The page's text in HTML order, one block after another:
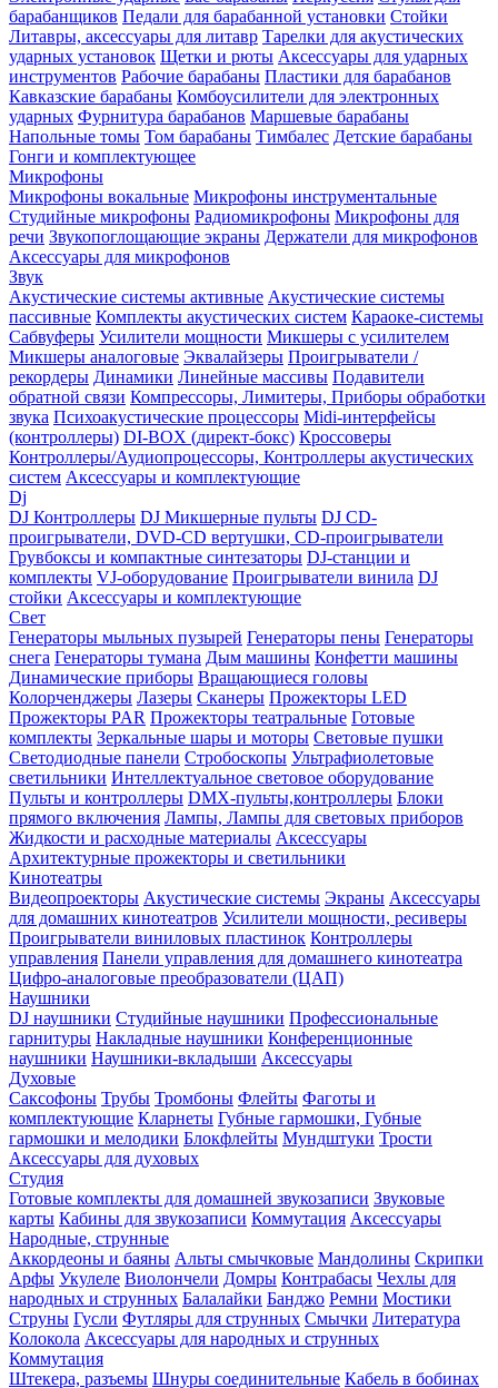
барабанщиков Педали для барабанной установки Стойки
Литавры, аксессуары для литавр Тарелки для акустических
ударных установок Щетки и рюты Аксессуары для ударных
инструментов Рабочие барабаны Пластики для барабанов
Кавказские барабаны Комбоусилители для электронных
ударных Фурнитура барабанов Маршевые барабаны
Напольные томы Том барабаны Тимбалес Детские барабаны
Гонги и комплектующее
Микрофоны
Микрофоны вокальные Микрофоны инструментальные
Студийные микрофоны Радиомикрофоны Микрофоны для
речи Звукопоглощающие экраны Держатели для микрофонов
Аксессуары для микрофонов
Звук
Акустические системы активные Акустические системы
пассивные Комплекты акустических систем Караоке-системы
Сабвуферы Усилители мощности Микшеры с усилителем
Микшеры аналоговые Эквалайзеры Проигрыватели /
рекордеры Динамики Линейные массивы Подавители
обратной связи Компрессоры, Лимитеры, Приборы обработки
звука Психоакустические процессоры Midi-интерфейсы
(контроллеры) DI-BOX (директ-бокс) Кроссоверы
Контроллеры/Аудиопроцессоры, Контроллеры акустических
систем Аксессуары и комплектующие
Dj
DJ Контроллеры DJ Микшерные пульты DJ CD-
проигрыватели, DVD-CD вертушки, CD-проигрыватели
Грувбоксы и компактные синтезаторы DJ-станции и
комплекты VJ-оборудование Проигрыватели винила DJ
стойки Аксессуары и комплектующие
Свет
Генераторы мыльных пузырей Генераторы пены Генераторы
снега Генераторы тумана Дым машины Конфетти машины
Динамические приборы Вращающиеся головы
Колорченджеры Лазеры Сканеры Прожекторы LED
Прожекторы PAR Прожекторы театральные Готовые
комплекты Зеркальные шары и моторы Световые пушки
Светодиодные панели Стробоскопы Ультрафиолетовые
светильники Интеллектуальное световое оборудование
Пульты и контроллеры DMX-пульты,контроллеры Блоки
прямого включения Лампы, Лампы для световых приборов
Жидкости и расходные материалы Аксессуары
Архитектурные прожекторы и светильники
Кинотеатры
Видеопроекторы Акустические системы Экраны Аксессуары
для домашних кинотеатров Усилители мощности, ресиверы
Проигрыватели виниловых пластинок Контроллеры
управления Панели управления для домашнего кинотеатра
Цифро-аналоговые преобразователи (ЦАП)
Наушники
DJ наушники Студийные наушники Профессиональные
гарнитуры Накладные наушники Конференционные
наушники Наушники-вкладыши Аксессуары
Духовые
Саксофоны Трубы Тромбоны Флейты Фаготы и
комплектующие Кларнеты Губные гармошки, Губные
гармошки и мелодики Блокфлейты Мундштуки Трости
Аксессуары для духовых
Студия
Готовые комплекты для домашней звукозаписи Звуковые
карты Кабины для звукозаписи Коммутация Аксессуары
Народные, струнные
Аккордеоны и баяны Альты смычковые Мандолины Скрипки
Арфы Укулеле Виолончели Домры Контрабасы Чехлы для
народных и струнных Балалайки Банджо Ремни Мостики
Струны Гусли Футляры для струнных Смычки Литература
Колокола Аксессуары для народных и струнных
Коммутация
Штекера, разъемы Шнуры соединительные Кабель в бобинах